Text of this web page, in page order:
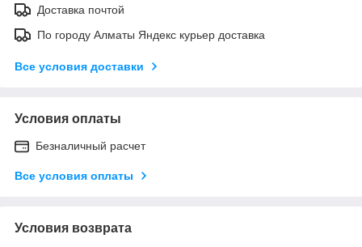
Доставка почтой
По городу Алматы Яндекс курьер доставка
Все условия доставки
Условия оплаты
Безналичный расчет
Все условия оплаты
Условия возврата